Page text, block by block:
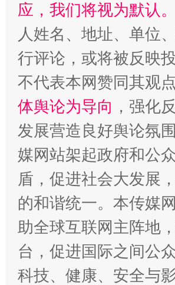
应，我们将视为默认
人姓名、地址、单位
行评论，或将被反映
不代表本网赞同其观
体舆论为导向 ，强化
发展营造良好舆论氛
媒网站架起政府和公
盾，促进社会大发展
的和谐统一。本传媒
助全球互联网主阵地
台，促进国际之间公
科技、健康、安全与